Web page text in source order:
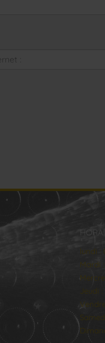
lundi :
Mardi
Jeudi :